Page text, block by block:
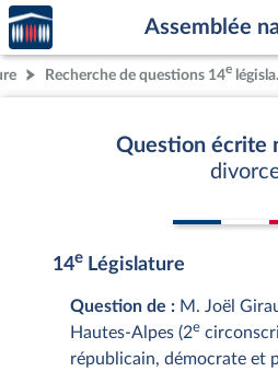
Aller au contenu
Aller en bas de la page
Accèder
à la
page
d'accueil
Assemblée
Recherche de questions 14e législature
Question écrite
14e Législature
Question de : M. Joël
Hautes-Alpes (2e
républicain, démocrate et